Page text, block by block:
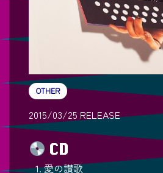
OTHER
2015/03/25 RELEASE
CD
愛の讃歌